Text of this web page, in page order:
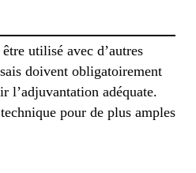
utilisé avec d’autres
doivent obligatoirement
l’adjuvantation adéquate.
pour de plus amples